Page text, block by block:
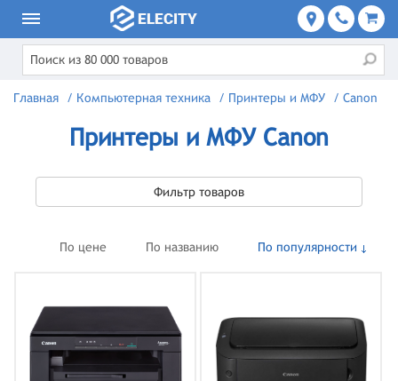
Главная / Компьютерная техника / Принтеры и МФУ / Canon
Принтеры и МФУ Canon
Фильтр товаров
По цене По названию По популярности